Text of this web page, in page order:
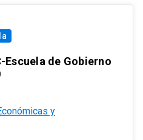
Escuela de Gobierno
y